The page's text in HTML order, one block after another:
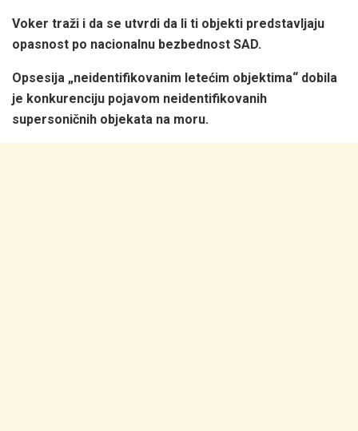
Voker traži i da se utvrdi da li ti objekti predstavljaju
opasnost po nacionalnu bezbednost SAD.
Opsesija „neidentifikovanim letećim objektima“ dobila
je konkurenciju pojavom neidentifikovanih
supersoničnih objekata na moru.